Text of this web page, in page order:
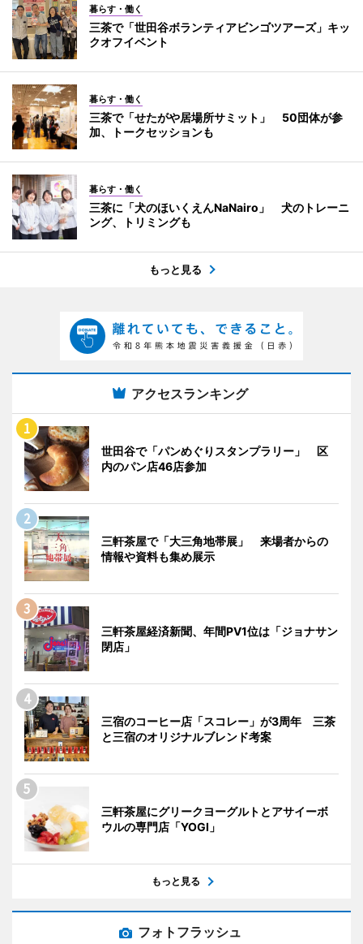
暮らす・働く
三茶で「世田谷ボランティアビンゴツアーズ」キッ
クオフイベント
暮らす・働く
三茶で「せたがや居場所サミット」 50団体が参
加、トークセッションも
暮らす・働く
三茶に「犬のほいくえんNaNairo」 犬のトレーニ
ング、トリミングも
もっと見る
アクセスランキング
世田谷で「パンめぐりスタンプラリー」 区
内のパン店46店参加
三軒茶屋で「大三角地帯展」 来場者からの
情報や資料も集め展示
三軒茶屋経済新聞、年間PV1位は「ジョナサン
閉店」
三宿のコーヒー店「スコレー」が3周年 三茶
と三宿のオリジナルブレンド考案
三軒茶屋にグリークヨーグルトとアサイーボ
ウルの専門店「YOGI」
もっと見る
フォトフラッシュ